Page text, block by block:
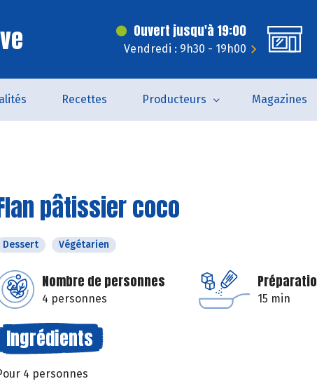
Ouvert jusqu'à 19:00
Vendredi : 9h30 - 19h00
Recettes Producteurs Magazines
pâtissier coco
Dessert Végétarien
Nombre de personnes
4 personnes 15 min
Ingrédients
4 personnes